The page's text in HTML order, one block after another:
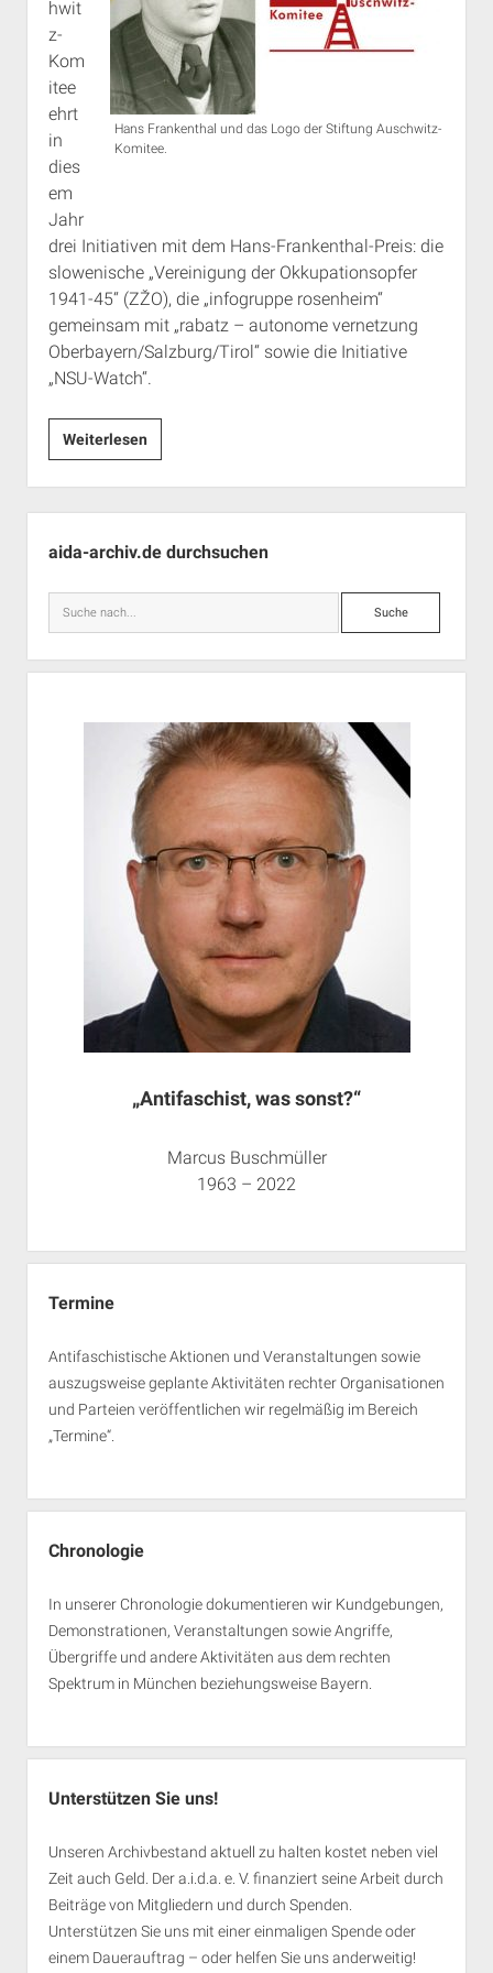
Rechte Termine München
Über a.i.d.a.
RSS-Feeds, Twitter & Facebook
Bibliothek
Kontakt & PGP-Key
Hans Frankenthal und das Logo der Stiftung Auschwitz-
Komitee.
hwit
z-
Kom
itee
ehrt
in
dies
em
Jahr
drei Initiativen mit dem Hans-Frankenthal-Preis: die
slowenische „Vereinigung der Okkupationsopfer
1941-45“ (ZŽO), die „infogruppe rosenheim“
gemeinsam mit „rabatz – autonome vernetzung
Oberbayern/Salzburg/Tirol“ sowie die Initiative
„NSU-Watch“.
WeiterlesenNSU-
Watch,
rabatz
und
ZŽO
aida-archiv.de durchsuchen
Suche
„Antifaschist, was sonst?“
Marcus Buschmüller
1963 – 2022
Termine
Antifaschistische Aktionen und Veranstaltungen sowie
auszugsweise geplante Aktivitäten rechter Organisationen
und Parteien veröffentlichen wir regelmäßig im Bereich
„Termine“.
Chronologie
In unserer Chronologie dokumentieren wir Kundgebungen,
Demonstrationen, Veranstaltungen sowie Angriffe,
Übergriffe und andere Aktivitäten aus dem rechten
Spektrum in München beziehungsweise Bayern.
Unterstützen Sie uns!
Unseren Archivbestand aktuell zu halten kostet neben viel
Zeit auch Geld. Der a.i.d.a. e. V. finanziert seine Arbeit durch
Beiträge von Mitgliedern und durch Spenden.
Unterstützen Sie uns mit einer einmaligen Spende oder
einem Dauerauftrag – oder helfen Sie uns anderweitig!